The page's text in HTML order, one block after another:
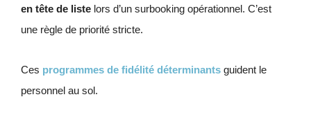
en tête de liste lors d’un surbooking opérationnel. C’est
une règle de priorité stricte.
Ces programmes de fidélité déterminants guident le
personnel au sol.